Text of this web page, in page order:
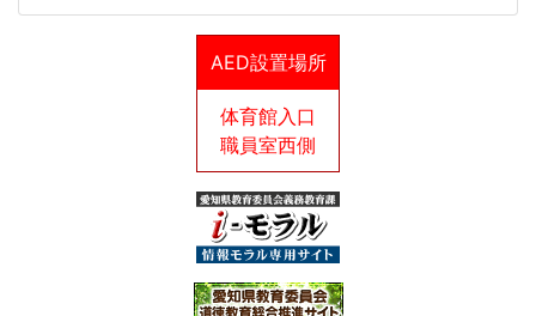
AED設置場所
体育館入口
職員室西側